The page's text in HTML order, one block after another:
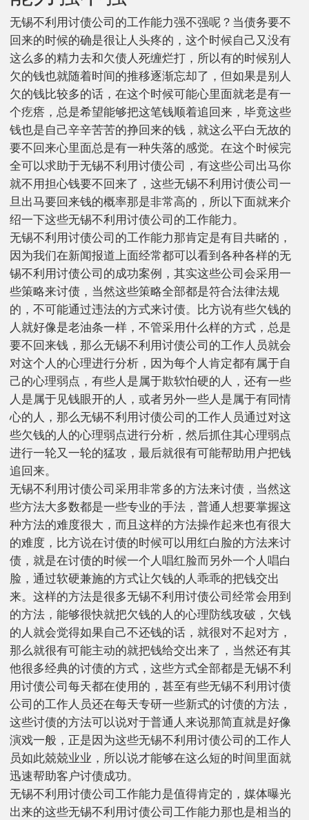
无锡不利用讨债公司的工作能力强不强呢？当债务要不
回来的时候的确是很让人头疼的，这个时候自己又没有
这么多的精力去和欠债人死缠烂打，所以有的时候别人
欠的钱也就随着时间的推移逐渐忘却了，但如果是别人
欠的钱比较多的话，在这个时候可能心里面就老是有一
个疙瘩，总是希望能够把这笔钱顺着追回来，毕竟这些
钱也是自己辛辛苦苦的挣回来的钱，就这么平白无故的
要不回来心里面总是有一种失落的感觉。在这个时候完
全可以求助于无锡不利用讨债公司，有这些公司出马你
就不用担心钱要不回来了，这些无锡不利用讨债公司一
旦出马要回来钱的概率那是非常高的，所以下面就来介
绍一下这些无锡不利用讨债公司的工作能力。
无锡不利用讨债公司的工作能力那肯定是有目共睹的，
因为我们在新闻报道上面经常都可以看到各种各样的无
锡不利用讨债公司的成功案例，其实这些公司会采用一
些策略来讨债，当然这些策略全部都是符合法律法规
的，不可能通过违法的方式来讨债。比方说有些欠钱的
人就好像是老油条一样，不管采用什么样的方式，总是
要不回来钱，那么无锡不利用讨债公司的工作人员就会
对这个人的心理进行分析，因为每个人肯定都有属于自
己的心理弱点，有些人是属于欺软怕硬的人，还有一些
人是属于见钱眼开的人，或者另外一些人是属于有同情
心的人，那么无锡不利用讨债公司的工作人员通过对这
些欠钱的人的心理弱点进行分析，然后抓住其心理弱点
进行一轮又一轮的猛攻，最后就很有可能帮助用户把钱
追回来。
无锡不利用讨债公司采用非常多的方法来讨债，当然这
些方法大多数都是一些专业的手法，普通人想要掌握这
种方法的难度很大，而且这样的方法操作起来也有很大
的难度，比方说在讨债的时候可以用红白脸的方法来讨
债，就是在讨债的时候一个人唱红脸而另外一个人唱白
脸，通过软硬兼施的方式让欠钱的人乖乖的把钱交出
来。这样的方法是很多无锡不利用讨债公司经常会用到
的方法，能够很快就把欠钱的人的心理防线攻破，欠钱
的人就会觉得如果自己不还钱的话，就很对不起对方，
那么就很有可能主动的就把钱给交出来了，当然还有其
他很多经典的讨债的方式，这些方式全部都是无锡不利
用讨债公司每天都在使用的，甚至有些无锡不利用讨债
公司的工作人员还在每天专研一些新式的讨债的方法，
这些讨债的方法可以说对于普通人来说那简直就是好像
演戏一般，正是因为这些无锡不利用讨债公司的工作人
员如此兢兢业业，所以说才能够在这么短的时间里面就
迅速帮助客户讨债成功。
无锡不利用讨债公司工作能力是值得肯定的，媒体曝光
出来的这些无锡不利用讨债公司工作能力那也是相当的